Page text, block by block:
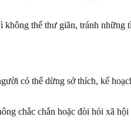
thể thư giãn, tránh
có thể dừng sở thích, kế
chắc chắn hoặc đòi hỏi xã